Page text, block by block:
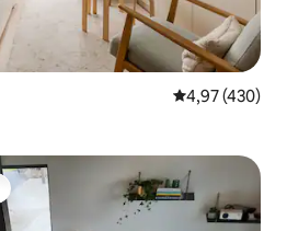
4,97 af 5 í
4,97 (430)